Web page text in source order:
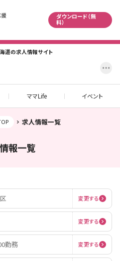
援
ダウンロード（無
料）
道の求人情報サイト
ママLife イベント
求人情報一覧
報一覧
変更する
変更する
勤務 変更する